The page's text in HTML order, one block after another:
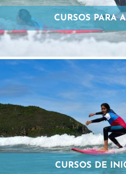
CURSOS PARA
CURSOS DE